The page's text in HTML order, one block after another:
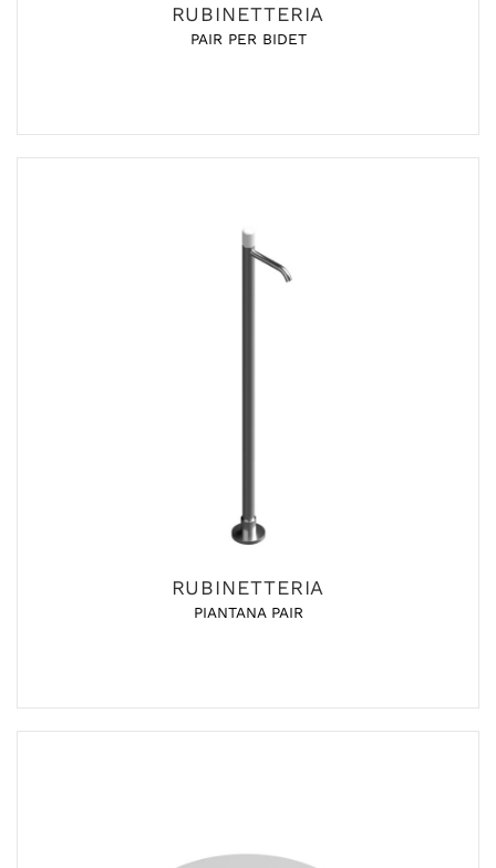
RUBINETTERIA
PAIR PER BIDET
RUBINETTERIA
PIANTANA PAIR